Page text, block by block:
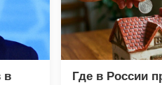
в
Где в России